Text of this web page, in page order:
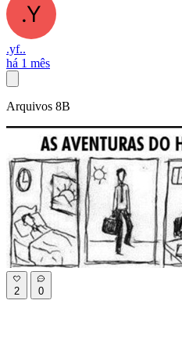
.yf..
há 1 mês
Arquivos 8B
2 0